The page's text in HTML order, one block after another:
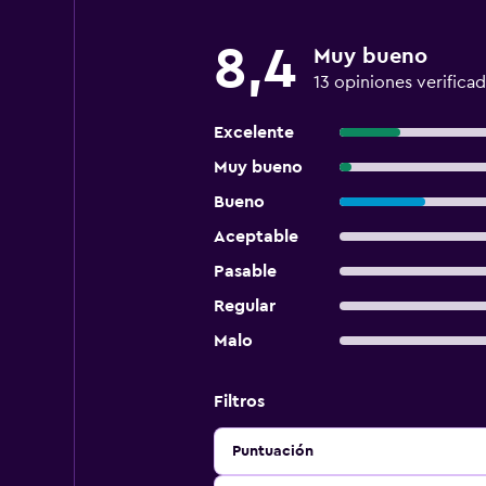
8,4 Muy bueno
13 opiniones
Excelente
Muy bueno
Bueno
Aceptable
Pasable
Regular
Malo
Filtros
Puntuación